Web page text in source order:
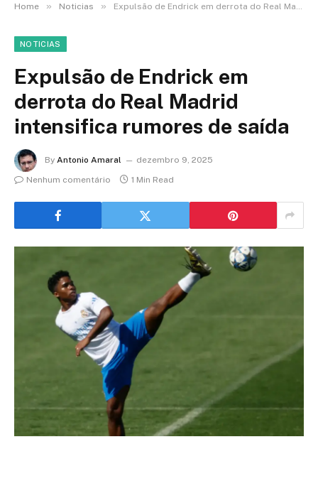
Home » Noticias » Expulsão de Endrick em derrota do Real Madrid intensifica rumores de saída
NOTICIAS
Expulsão de Endrick em
derrota do Real Madrid
intensifica rumores de saída
By Antonio Amaral
dezembro 9, 2025
Nenhum comentário
1 Min Read